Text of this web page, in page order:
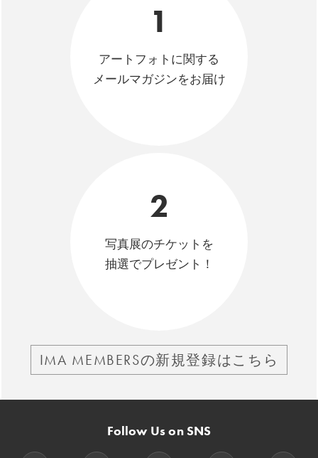
1
アートフォトに関する
メールマガジンをお届け
2
写真展のチケットを
抽選でプレゼント！
IMA MEMBERSの新規登録はこちら
Follow Us on SNS